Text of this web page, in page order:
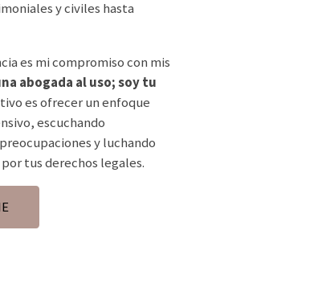
y civiles hasta
es mi compromiso con mis
abogada al uso; soy tu
es ofrecer un enfoque
escuchando
y luchando
tus derechos legales.